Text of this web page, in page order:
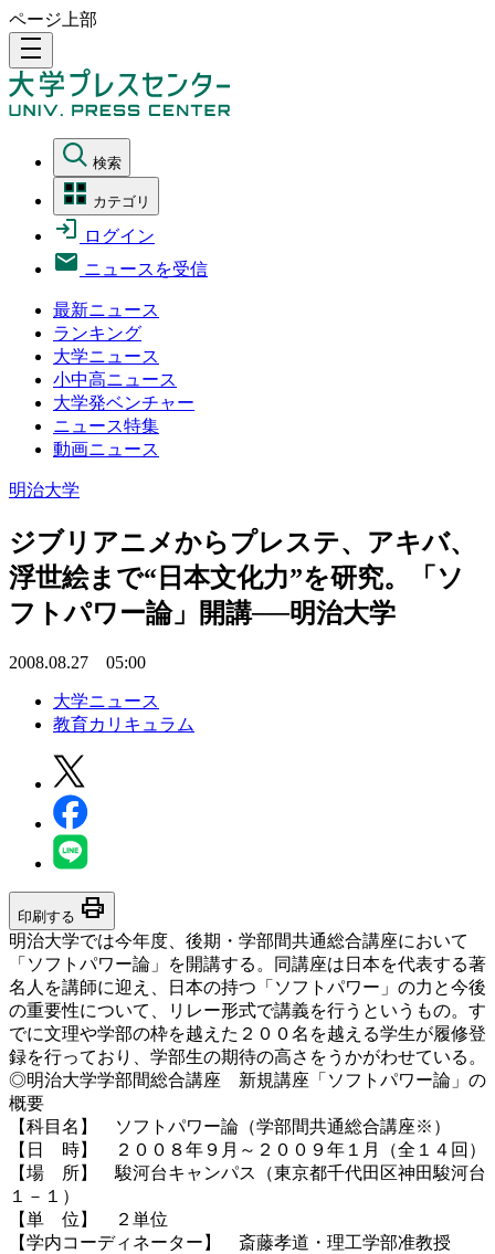
ページ上部
density_medium
検索
カテゴリ
ログイン
ニュースを受信
最新ニュース
ランキング
大学ニュース
小中高ニュース
大学発ベンチャー
ニュース特集
動画ニュース
明治大学
ジブリアニメからプレステ、アキバ、
浮世絵まで“日本文化力”を研究。「ソ
フトパワー論」開講──明治大学
2008.08.27 05:00
大学ニュース
教育カリキュラム
印刷する print
明治大学では今年度、後期・学部間共通総合講座において
「ソフトパワー論」を開講する。同講座は日本を代表する著
名人を講師に迎え、日本の持つ「ソフトパワー」の力と今後
の重要性について、リレー形式で講義を行うというもの。す
でに文理や学部の枠を越えた２００名を越える学生が履修登
録を行っており、学部生の期待の高さをうかがわせている。
◎明治大学学部間総合講座 新規講座「ソフトパワー論」の
概要
【科目名】 ソフトパワー論（学部間共通総合講座※）
【日 時】 ２００８年９月～２００９年１月（全１４回）
【場 所】 駿河台キャンパス（東京都千代田区神田駿河台
１－１）
【単 位】 ２単位
【学内コーディネーター】 斎藤孝道・理工学部准教授